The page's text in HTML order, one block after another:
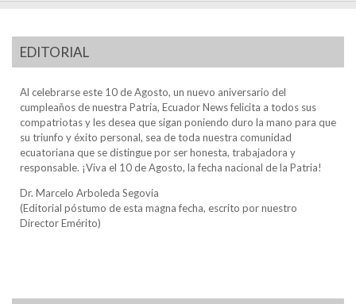
EDITORIAL
Al celebrarse este 10 de Agosto, un nuevo aniversario del
cumpleaños de nuestra Patria, Ecuador News felicita a todos sus
compatriotas y les desea que sigan poniendo duro la mano para que
su triunfo y éxito personal, sea de toda nuestra comunidad
ecuatoriana que se distingue por ser honesta, trabajadora y
responsable. ¡Viva el 10 de Agosto, la fecha nacional de la Patria!
Dr. Marcelo Arboleda Segovia
(Editorial póstumo de esta magna fecha, escrito por nuestro
Director Emérito)